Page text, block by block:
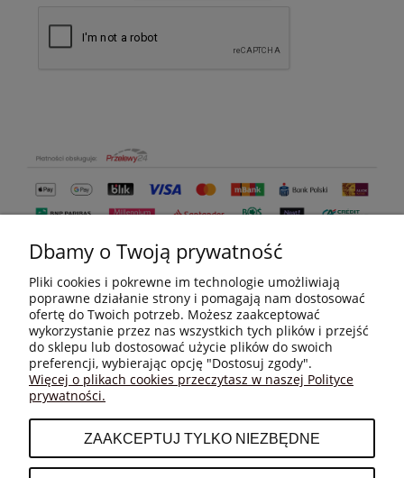
MOJE KONTO
INFORMACJE
Dbamy o Twoją prywatność
Pliki cookies i pokrewne im technologie umożliwiają
poprawne działanie strony i pomagają nam dostosować
ofertę do Twoich potrzeb. Możesz zaakceptować
wykorzystanie przez nas wszystkich tych plików i przejść
do sklepu lub dostosować użycie plików do swoich
preferencji, wybierając opcję "Dostosuj zgody".
Więcej o plikach cookies przeczytasz w naszej Polityce
prywatności.
ZAAKCEPTUJ TYLKO NIEZBĘDNE